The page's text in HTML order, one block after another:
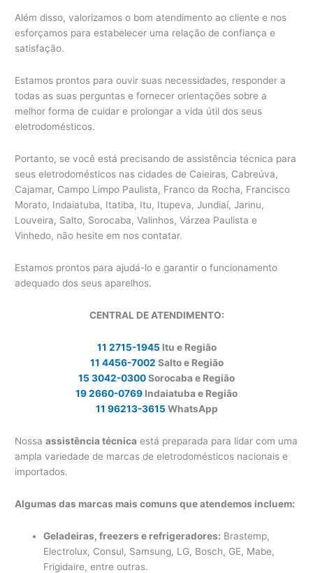
Além disso, valorizamos o bom atendimento ao cliente e nos
esforçamos para estabelecer uma relação de confiança e
satisfação.
Estamos prontos para ouvir suas necessidades, responder a
todas as suas perguntas e fornecer orientações sobre a
melhor forma de cuidar e prolongar a vida útil dos seus
eletrodomésticos.
Portanto, se você está precisando de assistência técnica para
seus eletrodomésticos nas cidades de Caieiras, Cabreúva,
Cajamar, Campo Limpo Paulista, Franco da Rocha, Francisco
Morato, Indaiatuba, Itatiba, Itu, Itupeva, Jundiaí, Jarinu,
Louveira, Salto, Sorocaba, Valinhos, Várzea Paulista e
Vinhedo, não hesite em nos contatar.
Estamos prontos para ajudá-lo e garantir o funcionamento
adequado dos seus aparelhos.
CENTRAL DE ATENDIMENTO:
11 2715-1945 Itu e Região
11 4456-7002 Salto e Região
15 3042-0300Sorocaba e Região
19 2660-0769 Indaiatuba e Região
11 96213-3615 WhatsApp
Nossaassistência técnica está preparada para lidar com uma
ampla variedade de marcas de eletrodomésticos nacionais e
importados.
Algumas das marcas mais comuns que atendemos incluem:
Geladeiras, freezers e refrigeradores: Brastemp,
Electrolux, Consul, Samsung, LG, Bosch, GE, Mabe,
Frigidaire, entre outras.